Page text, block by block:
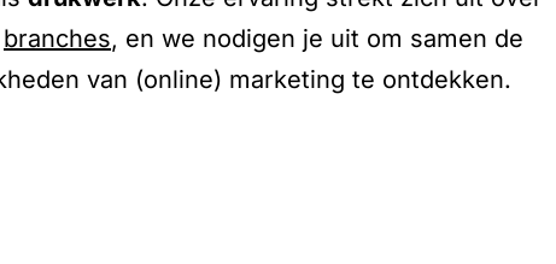
branches, en we nodigen je uit om samen de
van (online) marketing te ontdekken.